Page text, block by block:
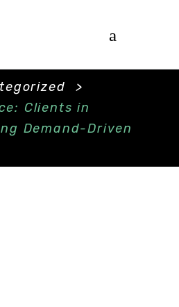
>
Clients in
Demand-Driven